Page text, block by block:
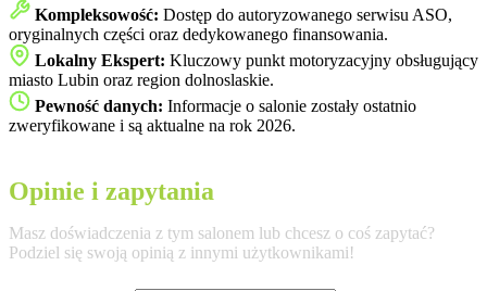
Kompleksowość: Dostęp do autoryzowanego serwisu ASO,
oryginalnych części oraz dedykowanego finansowania.
Lokalny Ekspert: Kluczowy punkt motoryzacyjny obsługujący
miasto Lubin oraz region dolnoslaskie.
Pewność danych: Informacje o salonie zostały ostatnio
zweryfikowane i są aktualne na rok 2026.
Opinie i zapytania
Masz doświadczenia z tym salonem lub chcesz o coś zapytać?
Podziel się swoją opinią z innymi użytkownikami!